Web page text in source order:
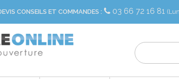
CONSEILS ET COMMANDES : 03 66 72 16 81